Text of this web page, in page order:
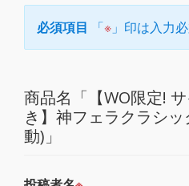
必須項目 「※ 」印は入力
商品名「【WO限定!
き】神フェラクラシ
動)」